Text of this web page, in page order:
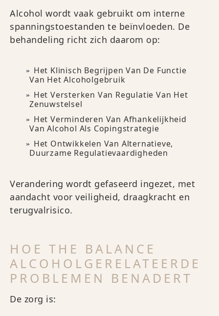
Alcohol wordt vaak gebruikt om interne
spanningstoestanden te beïnvloeden. De
behandeling richt zich daarom op:
Het Klinisch Begrijpen Van De Functie
Van Het Alcoholgebruik
Het Versterken Van Regulatie Van Het
Zenuwstelsel
Het Verminderen Van Afhankelijkheid
Van Alcohol Als Copingstrategie
Het Ontwikkelen Van Alternatieve,
Duurzame Regulatievaardigheden
Verandering wordt gefaseerd ingezet, met
aandacht voor veiligheid, draagkracht en
terugvalrisico.
HOE THE BALANCE
ALCOHOLGERELATEERDE
PROBLEMEN BENADERT
De zorg is: